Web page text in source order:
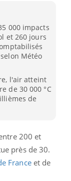
000 impacts
et 260 jours
Météo
l'air atteint
de 30 000 °C
de
200 et
près de 30.
Franceet de